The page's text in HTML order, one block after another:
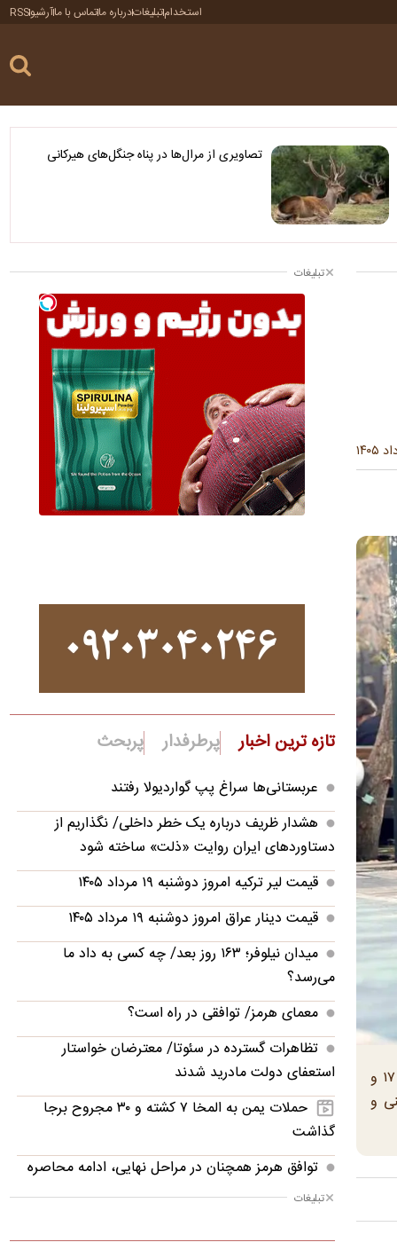
استخدامتبلیغاتدرباره ماتماس با ماآرشیوRSS
تصاویری از مرال‌ها در پناه جنگل‌های هیرکانی
معاون هماهنگی و ارزیابی امور مناطق سازمان مدیریت پسماند شهرداری تهران گفت: طرح «مخازن زیرزمینی» در مناطق ۷، ۱۷ و
و
تبلیغات
تازه ترین اخبار پرطرفدار پربحث
عربستانی‌ها سراغ پپ گواردیولا رفتند
هشدار ظریف درباره یک خطر داخلی/ نگذاریم از
دستاوردهای ایران روایت «ذلت» ساخته شود
قیمت لیر ترکیه امروز دوشنبه ۱۹ مرداد ۱۴۰۵
قیمت دینار عراق امروز دوشنبه ۱۹ مرداد ۱۴۰۵
میدان نیلوفر؛ ۱۶۳ روز بعد/ چه کسی به داد ما
می‌رسد؟
معمای هرمز/ توافقی در راه است؟
تظاهرات گسترده در سئوتا/ معترضان خواستار
استعفای دولت مادرید شدند
حملات یمن به المخا ۷ کشته و ۳۰ مجروح برجا
گذاشت
توافق هرمز همچنان در مراحل نهایی، ادامه محاصره
دریایی و گسترش آتش جنگ در عربستان و یمن
تبلیغات